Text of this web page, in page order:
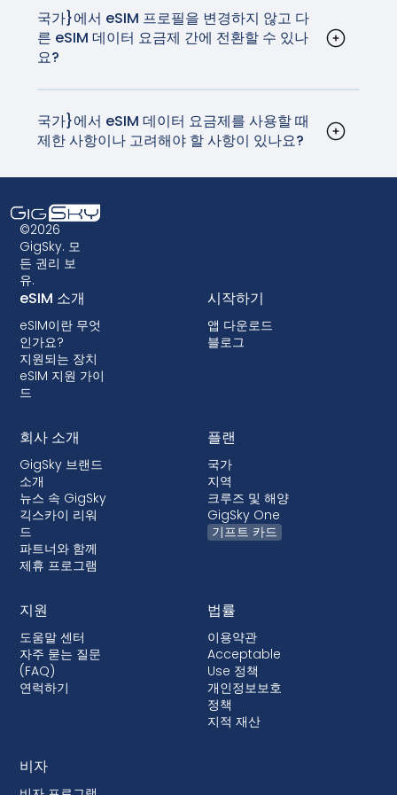
신사가 부과하는 데이터 로밍 비용의 일부로 고품질
의 안정적인 네트워크와 연결을 제공합니다.
국가}에서 eSIM 프로필을 변경하지 않고 다
른 eSIM 데이터 요금제 간에 전환할 수 있나
요?
정은 매우 간단하며 실제 SIM 카드를 교체할 필요가
없습니다. 집에 돌아가기 전에 SIM 카드를 분실하지
니다.
국가}에서 eSIM 데이터 요금제를 사용할 때
제한 사항이나 고려해야 할 사항이 있나요?
호환되는지 확인하는 것이 중요합니다. 또한 일부 구
형 디바이스는 eSIM 기술을 지원하지 않을 수 있으
므로 eSIM 데이터 요금제를 선택하기 전에 호환성
을 확인하는 것이 중요합니다. 일부 이동통신사에서
는 단말기를 잠가서 eSIM을 사용하지 못하게 할 수
도 있습니다. 대부분의 국가에서는 잠금 기능이 허용
되지 않지만, 잠금 기능이 있는 경우 대부분 후불 요
금제에서 단말기 할부 구매 시 함께 제공됩니다.
©2026
GigSky. 모
든 권리 보
유.
eSIM 소개
eSIM이란 무엇
인가요?
지원되는 장치
eSIM 지원 가이
드
시작하기
앱 다운로드
블로그
회사 소개
GigSky 브랜드
소개
뉴스 속 GigSky
긱스카이 리워
드
파트너와 함께
제휴 프로그램
플랜
국가
지역
크루즈 및 해양
GigSky One
기프트 카드
지원
도움말 센터
자주 묻는 질문
(FAQ)
연럭하기
법률
이용약관
Acceptable
Use 정책
개인정보보호
정책
지적 재산
비자